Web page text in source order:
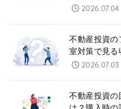
2026.07.04
不動産投資の
室対策で見る
2026.07.03
不動産投資の